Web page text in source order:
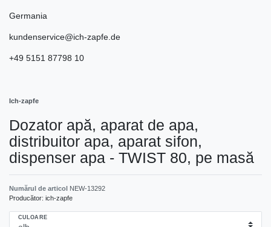
Germania
kundenservice@ich-zapfe.de
+49 5151 87798 10
Ich-zapfe
Dozator apă, aparat de apa,
distribuitor apa, aparat sifon,
dispenser apa - TWIST 80, pe masă
Numărul de articol NEW-13292
Producător: ich-zapfe
CULOARE